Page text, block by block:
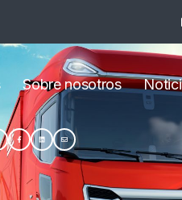
Sobre nosotros